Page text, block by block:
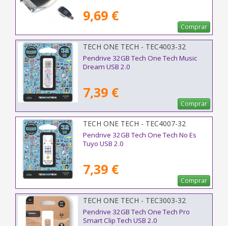
9,69 €
Comprar
TECH ONE TECH - TEC4003-32
Pendrive 32GB Tech One Tech Music
Dream USB 2.0
7,39 €
Comprar
TECH ONE TECH - TEC4007-32
Pendrive 32GB Tech One Tech No Es
Tuyo USB 2.0
7,39 €
Comprar
TECH ONE TECH - TEC3003-32
Pendrive 32GB Tech One Tech Pro
Smart Clip Tech USB 2.0